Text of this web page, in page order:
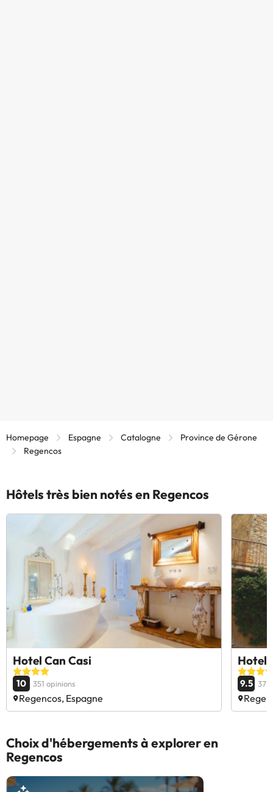
Homepage Espagne Catalogne
Province de Gérone
Regencos
Hôtels très bien notés en Regencos
Hotel Can Casi
10 351 opinions
Regencos, Espagne
Hotel
9.5 377
Choix d'hébergements à explorer en
Regencos